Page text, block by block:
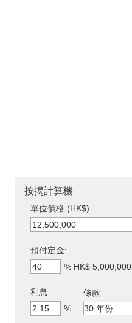
按揭計算機
單位價格 (HK$)
預付定金:
% HK$ 5,000,000
利息
%
條款